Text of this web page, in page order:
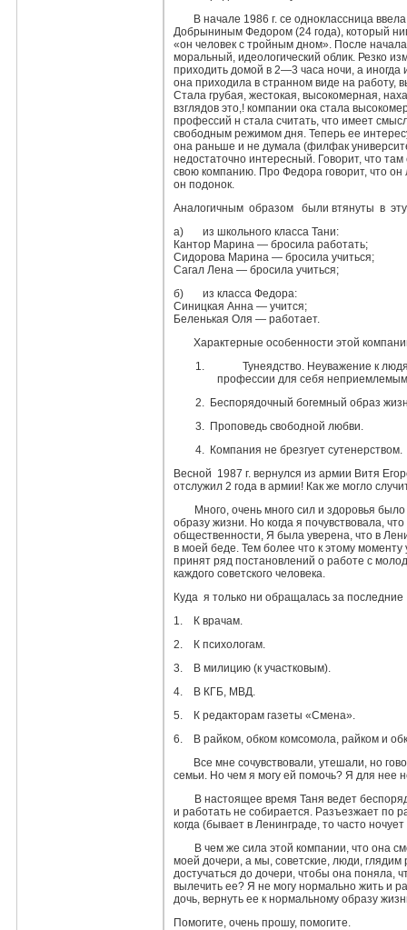
В начале 1986 г. се одноклассница
Добрыниным Федором (24 года), который
«он человек с тройным дном». После
моральный, идеологический облик. Резко
приходить домой в 2—3 часа ночи, а иногда
она приходила в странном виде на работу,
Стала грубая, жестокая, высокомерная,
взглядов это,! компании ока стала
профессий н стала считать, что имеет
свободным режимом дня. Те­перь ее
она раньше и не думала (филфак
недостаточно интересный. Говорит, что
свою компанию. Про Федора говорит, что он
он подонок.
Аналогичным образом были втянуты в
а) из школьного класса Тани:
Кантор Марина — бросила работать;
Сидорова Марина — бросила учиться;
Сагал Лена — бросила учиться;
б) из класса Федора:
Синицкая Анна — учится;
Беленькая Оля — работает.
Характерные особенности этой
1. Тунеядство. Неуважение к людям
профессии для себя
2. Беспорядочный богемный образ
3. Проповедь свободной любви.
4. Компания не брезгует сутенерством.
Весной 1987 г. вернулся из армии Витя
отслужил 2 года в армии! Как же мо­гло
Много, очень много сил и здоровья
образу жизни. Но когда я почув­ствовала,
об­щественности, Я была уверена, что в
в моей беде. Тем более что к этому
при­нят ряд постановлений о работе с
каждого советского человека.
Куда я только ни обращалась за последние
1. К врачам.
2. К психологам.
3. В милицию (к участковым).
4. В КГБ, МВД.
5. К редакторам газеты «Смена».
6. В райком, обком комсомола, райком и
Все мне сочувствовали, утешали, но
семьи. Но чем я могу ей помочь? Я для нее
В настоящее время Таня ведет
и работать не собирается. Разъезжает по
когда (бывает в Ленинграде, то часто
В чем же сила этой компании, что она
моей дочери, а мы, советские, люди, глядим
достучаться до дочери, чтобы она поняла,
вылечить ее? Я не могу нормально жить и
дочь, вернуть ее к нор­мальному образу
Помогите, очень прошу, помогите.